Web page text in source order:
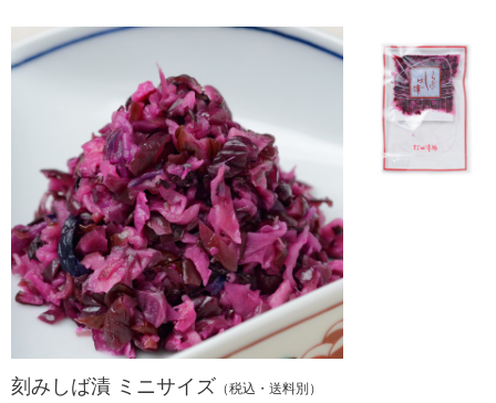
刻みしば漬 ミニサイズ （税込・送料別）